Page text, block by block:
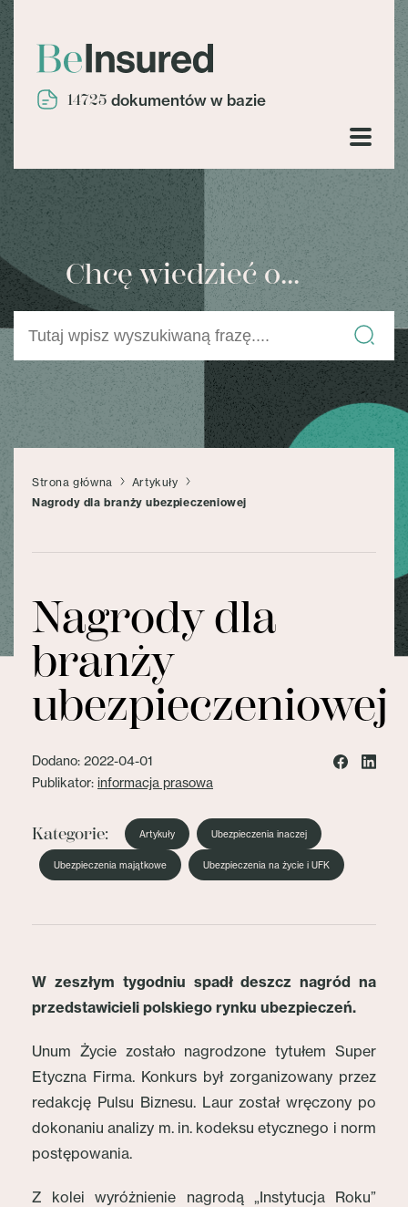
14725 dokumentów w bazie
Chcę wiedzieć o...
Strona główna
Artykuły
Nagrody dla branży ubezpieczeniowej
Nagrody dla
branży
ubezpieczeniowej
Dodano: 2022-04-01
Publikator: informacja prasowa
Kategorie: Artykuły Ubezpieczenia inaczej
Ubezpieczenia majątkowe Ubezpieczenia na życie i UFK
W zeszłym tygodniu spadł deszcz nagród na
przedstawicieli polskiego rynku ubezpieczeń.
Unum Życie zostało nagrodzone tytułem Super
Etyczna Firma. Konkurs był zorganizowany przez
redakcję Pulsu Biznesu. Laur został wręczony po
dokonaniu analizy m. in. kodeksu etycznego i norm
postępowania.
Z kolei wyróżnienie nagrodą „Instytucja Roku”